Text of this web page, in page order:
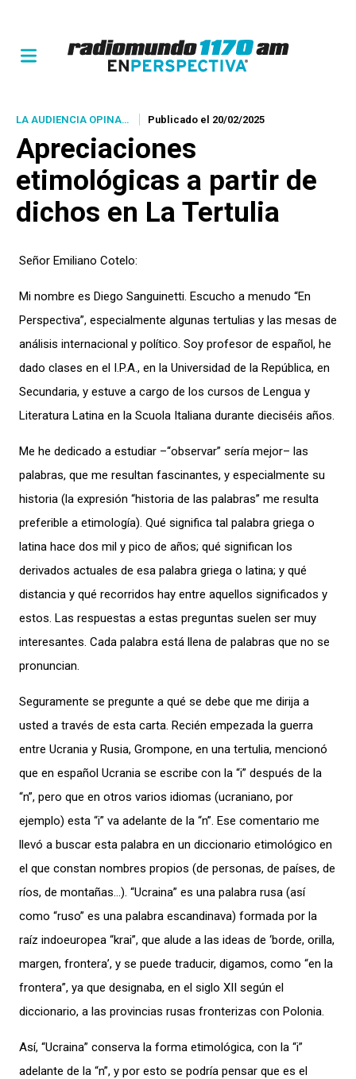
LA AUDIENCIA OPINA… Publicado el 20/02/2025
Apreciaciones
etimológicas a partir de
dichos en La Tertulia
Señor Emiliano Cotelo:
Mi nombre es Diego Sanguinetti. Escucho a menudo “En
Perspectiva”, especialmente algunas tertulias y las mesas de
análisis internacional y político. Soy profesor de español, he
dado clases en el I.P.A., en la Universidad de la República, en
Secundaria, y estuve a cargo de los cursos de Lengua y
Literatura Latina en la Scuola Italiana durante dieciséis años.
Me he dedicado a estudiar –“observar” sería mejor– las
palabras, que me resultan fascinantes, y especialmente su
historia (la expresión “historia de las palabras” me resulta
preferible a etimología). Qué significa tal palabra griega o
latina hace dos mil y pico de años; qué significan los
derivados actuales de esa palabra griega o latina; y qué
distancia y qué recorridos hay entre aquellos significados y
estos. Las respuestas a estas preguntas suelen ser muy
interesantes. Cada palabra está llena de palabras que no se
pronuncian.
Seguramente se pregunte a qué se debe que me dirija a
usted a través de esta carta. Recién empezada la guerra
entre Ucrania y Rusia, Grompone, en una tertulia, mencionó
que en español Ucrania se escribe con la “i” después de la
“n”, pero que en otros varios idiomas (ucraniano, por
ejemplo) esta “i” va adelante de la “n”. Ese comentario me
llevó a buscar esta palabra en un diccionario etimológico en
el que constan nombres propios (de personas, de países, de
ríos, de montañas…). “Ucraina” es una palabra rusa (así
como “ruso” es una palabra escandinava) formada por la
raíz indoeuropea “krai”, que alude a las ideas de ‘borde, orilla,
margen, frontera’, y se puede traducir, digamos, como “en la
frontera”, ya que designaba, en el siglo XII según el
diccionario, a las provincias rusas fronterizas con Polonia.
Así, “Ucraina” conserva la forma etimológica, con la “i”
adelante de la “n”, y por esto se podría pensar que es el